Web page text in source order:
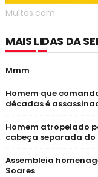
Multas.com
MAIS LIDAS DA
Mmm
Homem que
décadas é
Homem atropelado
cabeça separada do
Assembleia
Soares